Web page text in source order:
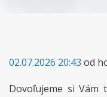
02.07.2026 20:43 od
Dovoľujeme si